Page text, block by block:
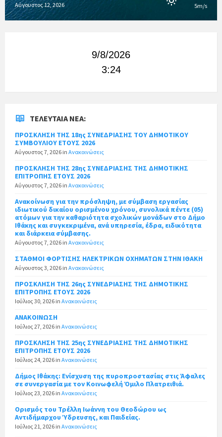
Αύγουστος 12, 2026 5m/s
9/8/2026
3:24
ΤΕΛΕΥΤΑΊΑ ΝΈΑ:
ΠΡΟΣΚΛΗΣΗ ΤΗΣ 18ης ΣΥΝΕΔΡΙΑΣΗΣ ΤΟΥ ΔΗΜΟΤΙΚΟΥ
ΣΥΜΒΟΥΛΙΟΥ ΕΤΟΥΣ 2026
Αύγουστος 7, 2026 in Ανακοινώσεις
ΠΡΟΣΚΛΗΣΗ ΤΗΣ 28ης ΣΥΝΕΔΡΙΑΣΗΣ ΤΗΣ ΔΗΜΟΤΙΚΗΣ
ΕΠΙΤΡΟΠΗΣ ΕΤΟΥΣ 2026
Αύγουστος 7, 2026 in Ανακοινώσεις
Ανακοίνωση για την πρόσληψη, με σύμβαση εργασίας
ιδιωτικού δικαίου ορισμένου χρόνου, συνολικά πέντε (05)
ατόμων για την καθαριότητα σχολικών μονάδων στο Δήμο
Ιθάκης και συγκεκριμένα, ανά υπηρεσία, έδρα, ειδικότητα
και διάρκεια σύμβασης.
Αύγουστος 7, 2026 in Ανακοινώσεις
ΣΤΑΘΜΟΙ ΦΟΡΤΙΣΗΣ ΗΛΕΚΤΡΙΚΩΝ ΟΧΗΜΑΤΩΝ ΣΤΗΝ ΙΘΑΚΗ
Αύγουστος 3, 2026 in Ανακοινώσεις
ΠΡΟΣΚΛΗΣΗ ΤΗΣ 26ης ΣΥΝΕΔΡΙΑΣΗΣ ΤΗΣ ΔΗΜΟΤΙΚΗΣ
ΕΠΙΤΡΟΠΗΣ ΕΤΟΥΣ 2026
Ιούλιος 30, 2026 in Ανακοινώσεις
ΑΝΑΚΟΙΝΩΣΗ
Ιούλιος 27, 2026 in Ανακοινώσεις
ΠΡΟΣΚΛΗΣΗ ΤΗΣ 25ης ΣΥΝΕΔΡΙΑΣΗΣ ΤΗΣ ΔΗΜΟΤΙΚΗΣ
ΕΠΙΤΡΟΠΗΣ ΕΤΟΥΣ 2026
Ιούλιος 24, 2026 in Ανακοινώσεις
Δήμος Ιθάκης: Ενίσχυση της πυροπροστασίας στις Άφαλες
σε συνεργασία με τον Κοινωφελή Όμιλο Πλατρειθιά.
Ιούλιος 23, 2026 in Ανακοινώσεις
Ορισμός του Τρέλλη Ιωάννη του Θεοδώρου ως
Αντιδήμαρχου Ύδρευσης, και Παιδείας.
Ιούλιος 21, 2026 in Ανακοινώσεις